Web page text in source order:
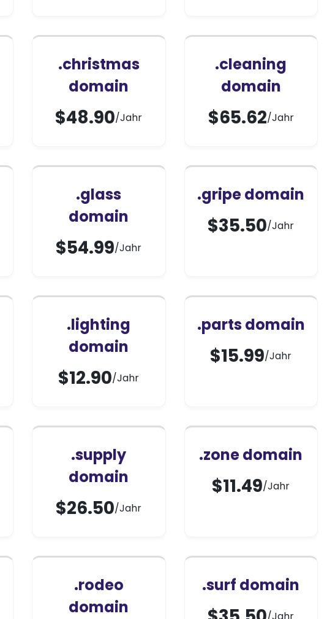
.christmas
domain
$48.90/Jahr
.cleaning
domain
$65.62/Jahr
.glass
domain
$54.99/Jahr
.gripe domain
$35.50/Jahr
.lighting
domain
$12.90/Jahr
.parts domain
$15.99/Jahr
.supply
domain
$26.50/Jahr
.zone domain
$11.49/Jahr
.rodeo
domain
.surf domain